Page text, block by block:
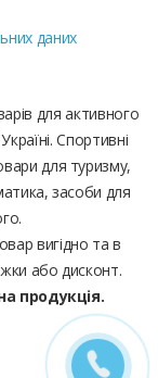
даних
для активного
Спортивні
для туризму,
засоби для
вигідно та в
або дисконт.
продукція.